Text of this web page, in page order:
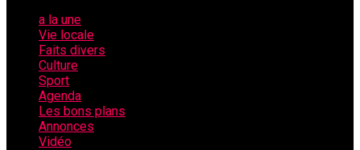
a la une
Vie locale
Faits divers
Culture
Sport
Agenda
Les bons plans
Annonces
Vidéo